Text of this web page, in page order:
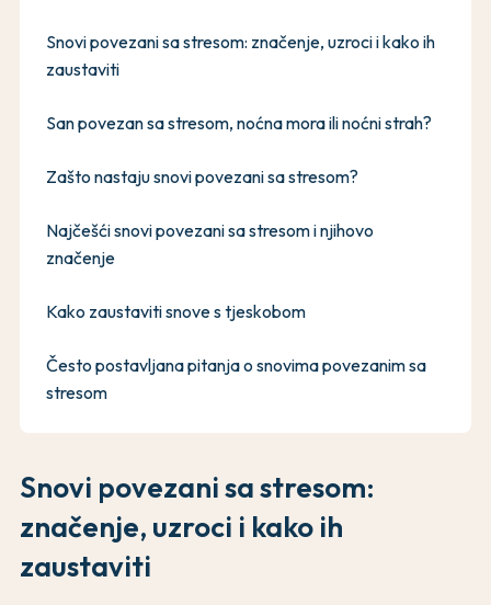
Snovi povezani sa stresom:
značenje, uzroci i kako ih
zaustaviti
Snovi povezani sa stresom: značenje, uzroci i kako ih
zaustaviti
San povezan sa stresom, noćna mora ili noćni strah?
Zašto nastaju snovi povezani sa stresom?
Najčešći snovi povezani sa stresom i njihovo
značenje
Kako zaustaviti snove s tjeskobom
Često postavljana pitanja o snovima povezanim sa
stresom